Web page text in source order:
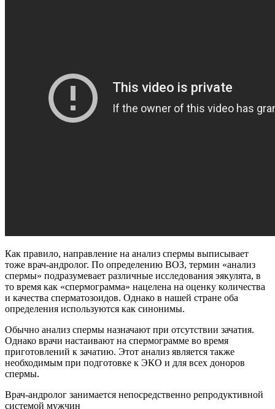
Как правило, направление на анализ спермы выписывает
тоже врач-андролог. По определению ВОЗ, термин «анализ
спермы» подразумевает различные исследования эякулята, в
то время как «спермограмма» нацелена на оценку количества
и качества сперматозоидов. Однако в нашей стране оба
определения используются как синонимы.
Обычно анализ спермы назначают при отсутствии зачатия.
Однако врачи настаивают на спермограмме во время
приготовлений к зачатию. Этот анализ является также
необходимым при подготовке к ЭКО и для всех доноров
спермы.
Врач-андролог занимается непосредственно репродуктивной
системой мужчин